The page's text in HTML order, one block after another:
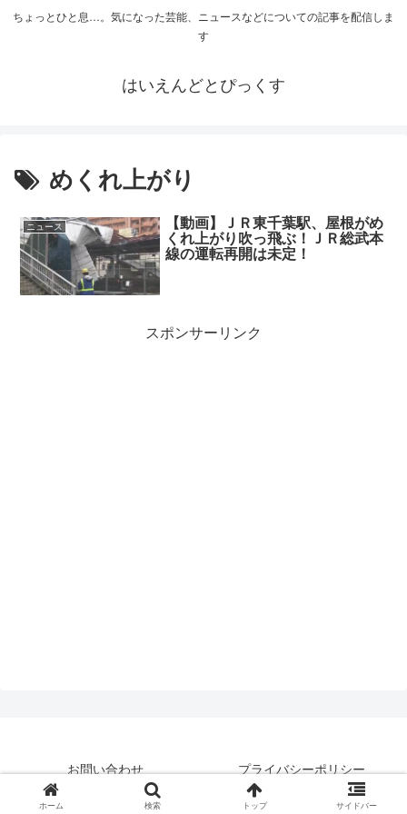
ちょっとひと息…。気になった芸能、ニュースなどについての記事を配信しま
す
はいえんどとぴっくす
めくれ上がり
ニュース 【動画】ＪＲ東千葉駅、屋根がめ
くれ上がり吹っ飛ぶ！ＪＲ総武本
線の運転再開は未定！
スポンサーリンク
お問い合わせ
プライバシーポリシー
© 2019 はいえんどとぴっくす.
ホーム 検索 トップ サイドバー